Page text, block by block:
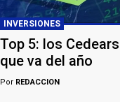
INVERSIONES
Top 5: los
que va del año
Por REDACCION